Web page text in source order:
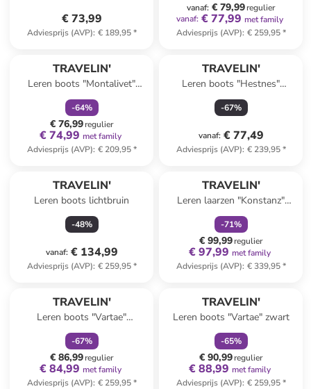
€ 73,99
Adviesprijs (AVP): € 189,95*
vanaf: € 79,99regulier
vanaf: € 77,99 met family
Adviesprijs (AVP): € 259,95*
TRAVELIN'
Leren boots "Montalivet"
blauw
-64%
€ 76,99regulier
€ 74,99 met family
Adviesprijs (AVP): € 209,95*
TRAVELIN'
Leren boots "Hestnes"
lichtbruin
-67%
vanaf: € 77,49
Adviesprijs (AVP): € 239,95*
TRAVELIN'
Leren boots lichtbruin
-48%
vanaf: € 134,99
Adviesprijs (AVP): € 259,95*
TRAVELIN'
Leren laarzen "Konstanz"
bruin
-71%
€ 99,99regulier
€ 97,99 met family
Adviesprijs (AVP): € 339,95*
TRAVELIN'
Leren boots "Vartae"
cognackleurig
-67%
€ 86,99regulier
€ 84,99 met family
Adviesprijs (AVP): € 259,95*
TRAVELIN'
Leren boots "Vartae" zwart
-65%
€ 90,99regulier
€ 88,99 met family
Adviesprijs (AVP): € 259,95*